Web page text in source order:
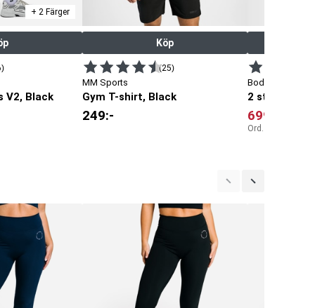
+ 2 Färger
V2, Black
Köp
(25)
MM Sports
Gym T-shirt, Black
249:-
Body Science
2 st Whey
699
Ord. pris: